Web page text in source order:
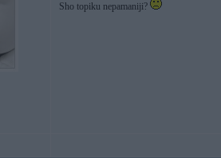
Sho topiku nepamaniji?